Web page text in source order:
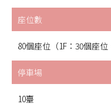
座位數
80個座位（1F：30個座
停車場
10臺